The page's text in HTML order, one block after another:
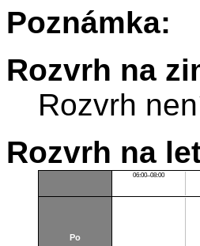
Poznámka:
Rozvrh na
Rozvrh
Rozvrh na
06:00–08:00
Po